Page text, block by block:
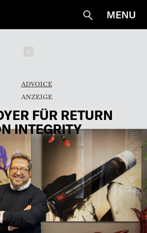
Suche
MENU
ADVOICE
FÜR RETURN
INTEGRITY